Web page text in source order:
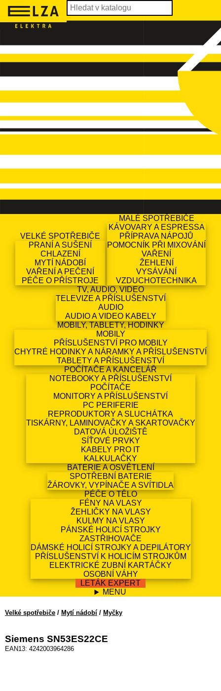
VELKÉ SPOTŘEBIČE
PRANÍ A SUŠENÍ
CHLAZENÍ
MYTÍ NÁDOBÍ
VAŘENÍ A PEČENÍ
PÉČE O PŘÍSTROJE
MALÉ SPOTŘEBIČE
KÁVOVARY A ESPRESSA
PŘÍPRAVA NÁPOJŮ
POMOCNÍK PŘI MIXOVÁNÍ
VAŘENÍ
ŽEHLENÍ
VYSÁVÁNÍ
VZDUCHOTECHNIKA
TV, AUDIO, VIDEO
TELEVIZE A PŘÍSLUŠENSTVÍ
AUDIO
AUDIO A VIDEO KABELY
MOBILY, TABLETY, HODINKY
MOBILY
PŘÍSLUŠENSTVÍ PRO MOBILY
CHYTRÉ HODINKY A NÁRAMKY A PŘÍSLUŠENSTVÍ
TABLETY A PŘÍSLUŠENSTVÍ
POČÍTAČE A KANCELÁŘ
NOTEBOOKY A PŘÍSLUŠENSTVÍ
POČÍTAČE
MONITORY A PŘÍSLUŠENSTVÍ
PC PERIFERIE
REPRODUKTORY A SLUCHÁTKA
TISKÁRNY, LAMINOVAČKY A SKARTOVAČKY
DATOVÁ ÚLOŽIŠTĚ
SÍŤOVÉ PRVKY
KABELY PRO IT
KALKULAČKY
BATERIE A OSVĚTLENÍ
SPOTŘEBNÍ BATERIE
ŽÁROVKY, VYPÍNAČE A SVÍTIDLA
PÉČE O TĚLO
FÉNY NA VLASY
ŽEHLIČKY NA VLASY
KULMY NA VLASY
PÁNSKÉ HOLICÍ STROJKY
ZASTŘIHOVAČE
DÁMSKÉ HOLICÍ STROJKY A DEPILÁTORY
PŘÍSLUŠENSTVÍ K HOLICÍM STROJKŮM
ELEKTRICKÉ ZUBNÍ KARTÁČKY
OSOBNÍ VÁHY
LETÁK EXPERT
MENU
Velké spotřebiče / Mytí nádobí / Myčky
Siemens SN53ES22CE
EAN13: 4242003964286